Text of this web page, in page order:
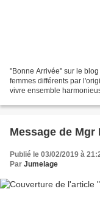
"Bonne Arrivée" sur le
femmes différents par
vivre ensemble
Message de Mgr
Publié le 03/02/2019 à
Par Jumelage